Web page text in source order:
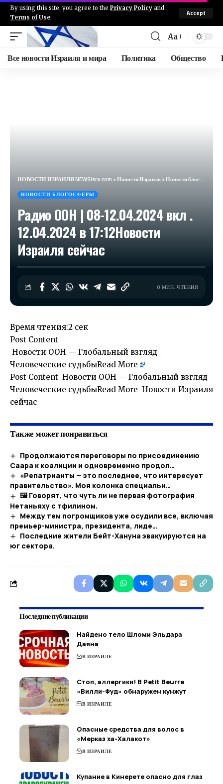
By using this site, you agree to the Privacy Policy and
Terms of Use.
Accept
Aa
Все новости Израиля и мира Политика Общество
НОВОСТИ ИЗРАИЛЯ NEWSisra.com >Новости Израиля>Новости блогосферы
НОВОСТИ БЛОГОСФЕРЫ
Радио ООН | 08-12.04.2024 вкл .
12.04.2024 в 17:12​Новости
Израиля сейчас
0 МИН. ЧТЕНИЯ
Время чтения:2 сек
Post Content
​ Новости ООН — Глобальный взгляд
Человеческие судьбыRead More
Post Content ​ Новости ООН — Глобальный взгляд
Человеческие судьбыRead More Новости Израиля
сейчас
Также может понравиться
Продолжаются переговоры по присоединению
Саара к коалиции и одновременно продол…
«Репатрианты — это последнее, что интересует
правительство». Моя колонка специальн…
🖼 Говорят, что чуть ли не первая фотография
Нетаньяху с тфилином.​
Между тем погромщиков уже осудили все, включая
премьер-министра, президента, лиде…
Последние жители Бейт-Хануна эвакуируются на
юг сектора.
Последние публикации
Найдено тело Шломи Эльдара
Даяна
В ИЗРАИЛЕ
Стоп, аллергики! В Petit Beurre
«Вилли-Фуд» обнаружен кунжут
В ИЗРАИЛЕ
Опасные средства для волос в
«Мерказ ха-Халакот»
В ИЗРАИЛЕ
Купание в Кинерете опасно для глаз